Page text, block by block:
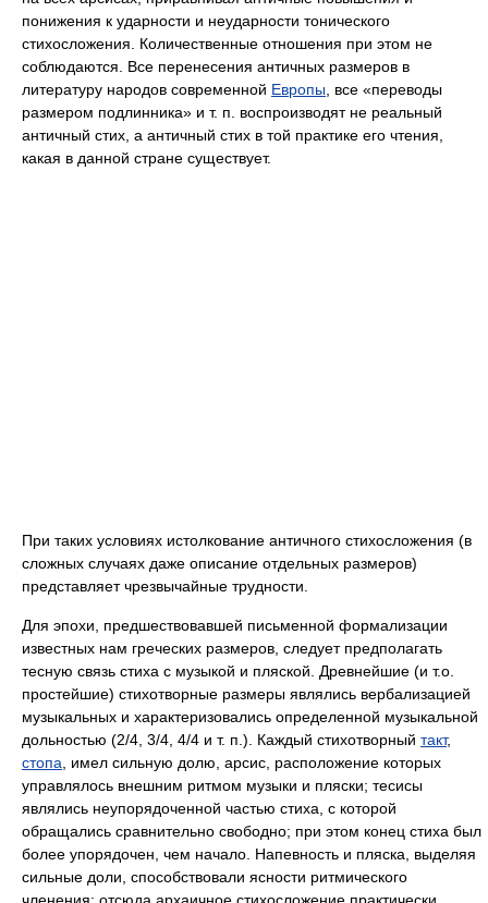
понижения к ударности и неударности тонического
стихосложения. Количественные отношения при этом не
соблюдаются. Все перенесения античных размеров в
литературу народов современной Европы , все «переводы
размером подлинника» и т. п. воспроизводят не реальный
античный стих, а античный стих в той практике его чтения,
какая в данной стране существует.
При таких условиях истолкование античного стихосложения (в
сложных случаях даже описание отдельных размеров)
представляет чрезвычайные трудности.
Для эпохи, предшествовавшей письменной формализации
известных нам греческих размеров, следует предполагать
тесную связь стиха с музыкой и пляской. Древнейшие (и т.о.
простейшие) стихотворные размеры являлись вербализацией
музыкальных и характеризовались определенной музыкальной
дольностью (2/4, 3/4, 4/4 и т. п.). Каждый стихотворный такт,
стопа , имел сильную долю, арсис, расположение которых
управлялось внешним ритмом музыки и пляски; тесисы
являлись неупорядоченной частью стиха, с которой
обращались сравнительно свободно; при этом конец стиха был
более упорядочен, чем начало. Напевность и пляска, выделяя
сильные доли, способствовали ясности ритмического